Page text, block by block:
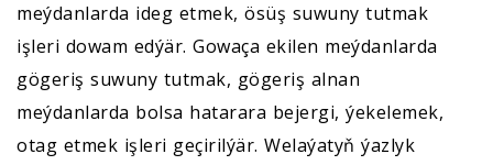
meýdanlarda ideg etmek, ösüş suwuny tutmak
işleri dowam edýär. Gowaça ekilen meýdanlarda
gögeriş suwuny tutmak, gögeriş alnan
meýdanlarda bolsa hatarara bejergi, ýekelemek,
otag etmek işleri geçirilýär. Welaýatyň ýazlyk